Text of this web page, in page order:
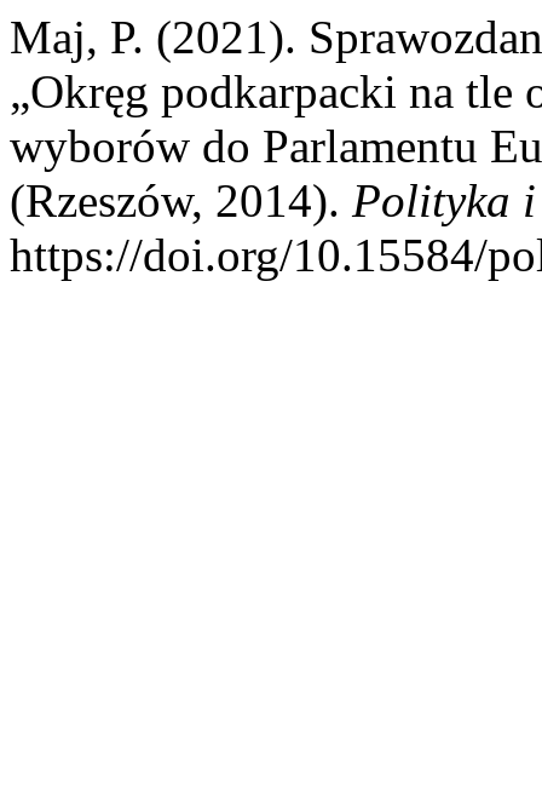
Maj, P. (2021).
„Okręg podkarpacki na
wyborów do Parlamentu
(Rzeszów, 2014). Polityka i
https://doi.org/10.15584/